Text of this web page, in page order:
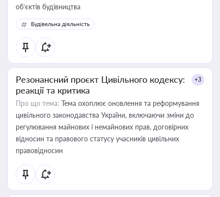
об’єктів будівництва
Будівельна діяльність
Резонансний проєкт Цивільного кодексу:
реакції та критика
+3
Про що тема: Тема охоплює оновлення та реформування
цивільного законодавства України, включаючи зміни до
регулювання майнових і немайнових прав, договірних
відносин та правового статусу учасників цивільних
правовідносин